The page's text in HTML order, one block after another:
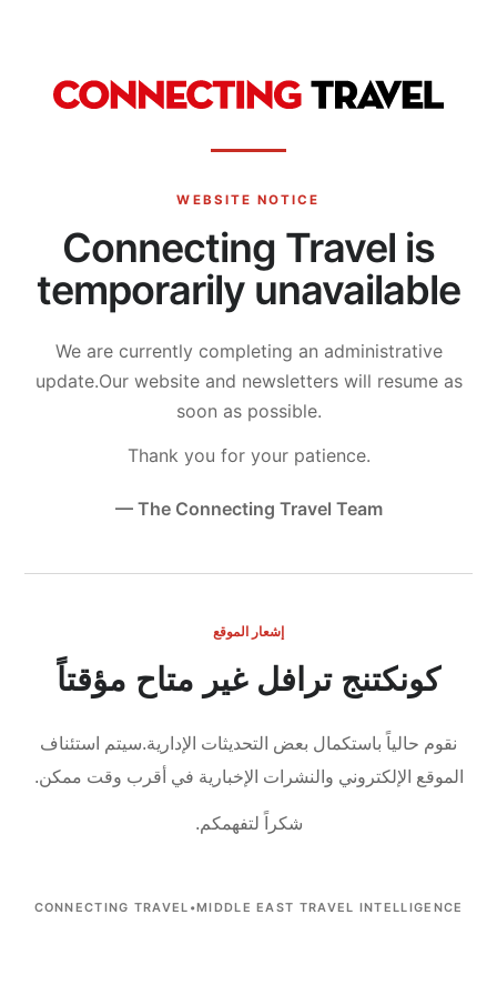
WEBSITE NOTICE
Connecting Travel is
temporarily unavailable
We are currently completing an administrative
update.Our website and newsletters will resume as
soon as possible.
Thank you for your patience.
— The Connecting Travel Team
إشعار الموقع
كونكتنج ترافل غير متاح مؤقتاً
نقوم حالياً باستكمال بعض التحديثات الإدارية.سيتم استئناف
الموقع الإلكتروني والنشرات الإخبارية في أقرب وقت ممكن.
شكراً لتفهمكم.
CONNECTING TRAVEL •MIDDLE EAST TRAVEL INTELLIGENCE